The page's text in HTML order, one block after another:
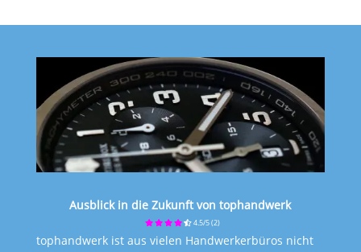
Ausblick in die Zukunft von tophandwerk
4.5/5(2)
tophandwerk ist aus vielen Handwerkerbüros nicht